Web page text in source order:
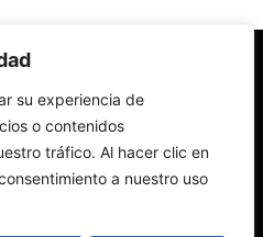
su experiencia de
o contenidos
tráfico. Al hacer clic en
a nuestro uso
católica y la sociedad